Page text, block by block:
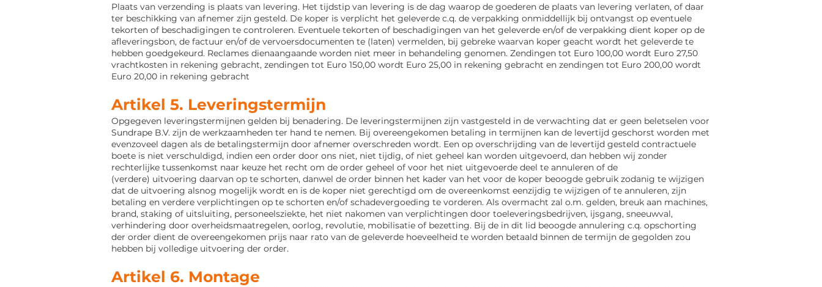
Plaats van verzending is plaats van levering. Het tijdstip van levering is de dag waarop de goederen de plaats van levering verlaten, of daar
ter beschikking van afnemer zijn gesteld. De koper is verplicht het geleverde c.q. de verpakking onmiddellijk bij ontvangst op eventuele
tekorten of beschadigingen te controleren. Eventuele tekorten of beschadigingen van het geleverde en/of de verpakking dient koper op de
afleveringsbon, de factuur en/of de vervoersdocumenten te (laten) vermelden, bij gebreke waarvan koper geacht wordt het geleverde te
hebben goedgekeurd. Reclames dienaangaande worden niet meer in behandeling genomen. Zendingen tot Euro 100,00 wordt Euro 27,50
vrachtkosten in rekening gebracht, zendingen tot Euro 150,00 wordt Euro 25,00 in rekening gebracht en zendingen tot Euro 200,00 wordt
Euro 20,00 in rekening gebracht
Artikel 5. Leveringstermijn
Opgegeven leveringstermijnen gelden bij benadering. De leveringstermijnen zijn vastgesteld in de verwachting dat er geen beletselen voor
Sundrape B.V. zijn de werkzaamheden ter hand te nemen. Bij overeengekomen betaling in termijnen kan de levertijd geschorst worden met
evenzoveel dagen als de betalingstermijn door afnemer overschreden wordt. Een op overschrijding van de levertijd gesteld contractuele
boete is niet verschuldigd, indien een order door ons niet, niet tijdig, of niet geheel kan worden uitgevoerd, dan hebben wij zonder
rechterlijke tussenkomst naar keuze het recht om de order geheel of voor het niet uitgevoerde deel te annuleren of de
(verdere) uitvoering daarvan op te schorten, danwel de order binnen het kader van het voor de koper beoogde gebruik zodanig te wijzigen
dat de uitvoering alsnog mogelijk wordt en is de koper niet gerechtigd om de overeenkomst eenzijdig te wijzigen of te annuleren, zijn
betaling en verdere verplichtingen op te schorten en/of schadevergoeding te vorderen. Als overmacht zal o.m. gelden, breuk aan machines,
brand, staking of uitsluiting, personeelsziekte, het niet nakomen van verplichtingen door toeleveringsbedrijven, ijsgang, sneeuwval,
verhindering door overheidsmaatregelen, oorlog, revolutie, mobilisatie of bezetting. Bij de in dit lid beoogde annulering c.q. opschorting
der order dient de overeengekomen prijs naar rato van de geleverde hoeveelheid te worden betaald binnen de termijn de gegolden zou
hebben bij volledige uitvoering der order.
Artikel 6. Montage